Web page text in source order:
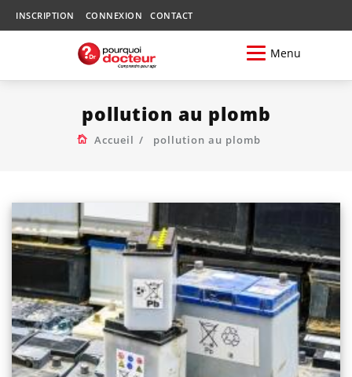
INSCRIPTION CONNEXION CONTACT
Menu
pollution au plomb
Accueil pollution au plomb